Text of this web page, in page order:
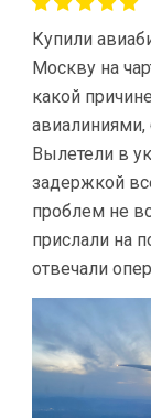
Купили
Москву на
какой
Вылетели в
задержкой
проблем не
прислали на
отвечали